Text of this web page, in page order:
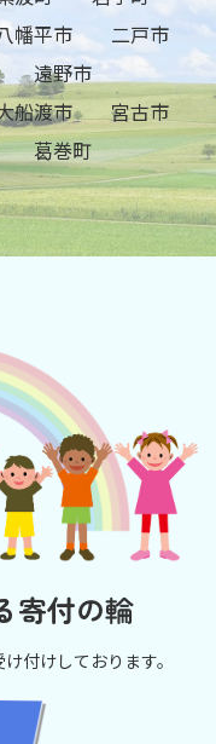
幡平市
二戸市
遠野市
船渡市
宮古市
葛巻町
寄付の輪
付けしております。